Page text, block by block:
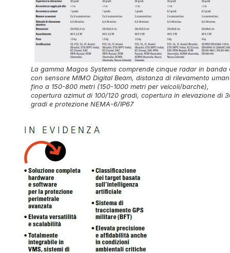
La gamma Magos Systems comprende cinque radar in banda
con sensore MIMO Digital Beam, distanza di rilevamento
fino a 150-800 metri (150-1000 metri per veicoli/barche),
copertura azimut di 100/120 gradi, copertura in elevazione di
gradi e protezione NEMA-6/IP67